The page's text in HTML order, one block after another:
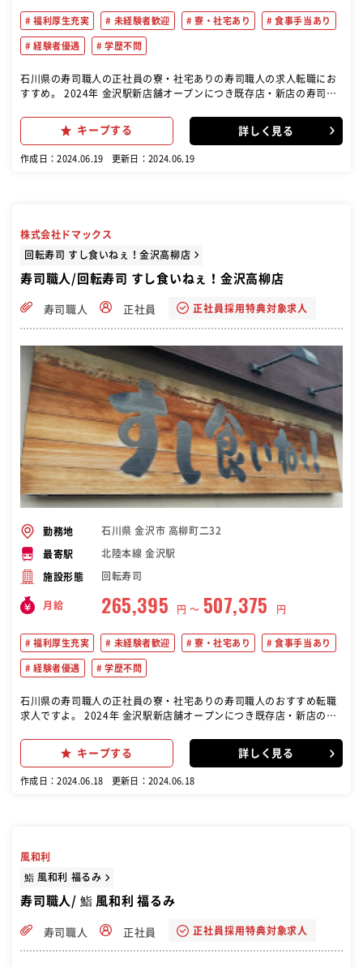
福利厚生充実 未経験者歓迎 寮・社宅あり 食事手当あり
経験者優遇 学歴不問
石川県の寿司職人の正社員の寮・社宅ありの寿司職人の求人転職にお
すすめ。 2024年 金沢駅新店舗オープンにつき既存店・新店の寿司職
社規定あり) 新店舗オープンまでは、既存店にて研修もできます。 回
転寿司で寿司職人としての業務をお任せします。毎朝夕水揚げされる
どをお願いします。 また、仕事に慣れてきましたら、発注業務・人材
キープする 詳しく見る
作成日：2024.06.19 更新日：2024.06.19
株式会社ドマックス
回転寿司 すし食いねぇ！金沢高柳店
寿司職人/回転寿司 すし食いねぇ！金沢高柳店
寿司職人 正社員 正社員採用特典対象求人
勤務地 石川県 金沢市 高柳町二32
最寄駅 北陸本線 金沢駅
施設形態 回転寿司
月給 265,395 円 〜 507,375 円
福利厚生充実 未経験者歓迎 寮・社宅あり 食事手当あり
経験者優遇 学歴不問
石川県の寿司職人の正社員の寮・社宅ありの寿司職人のおすすめ転職
求人ですよ。 2024年 金沢駅新店舗オープンにつき既存店・新店の寿
(当社規定あり) 新店舗オープンまでは、既存店にて研修もできます。
回転寿司で寿司職人としての業務をお任せします。毎朝夕水揚げされ
るいきのいい魚介を1貫1貫握り、お客様に提供します。 調理・接客・
キープする 詳しく見る
作成日：2024.06.18 更新日：2024.06.18
風和利
鮨 風和利 福るみ
寿司職人/ 鮨 風和利 福るみ
寿司職人 正社員 正社員採用特典対象求人